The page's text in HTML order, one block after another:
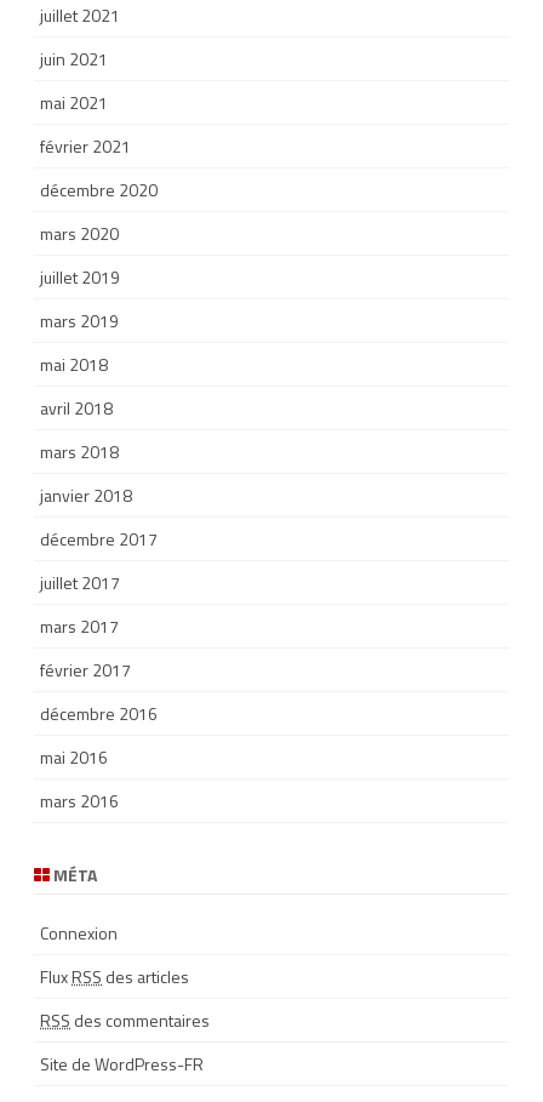
juillet 2021
juin 2021
mai 2021
février 2021
décembre 2020
mars 2020
juillet 2019
mars 2019
mai 2018
avril 2018
mars 2018
janvier 2018
décembre 2017
juillet 2017
mars 2017
février 2017
décembre 2016
mai 2016
mars 2016
MÉTA
Connexion
FluxRSS des articles
RSS des commentaires
Site de WordPress-FR